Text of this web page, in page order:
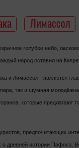
Лимассол
голубое небо,
народ оставил на
и Лимассол - являются
так и шумная
которые предлагают
предпочитающих
о древней истории